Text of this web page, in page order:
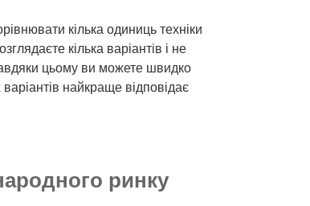
кілька одиниць техніки
кілька варіантів і не
цьому ви можете швидко
найкраще відповідає
ринку